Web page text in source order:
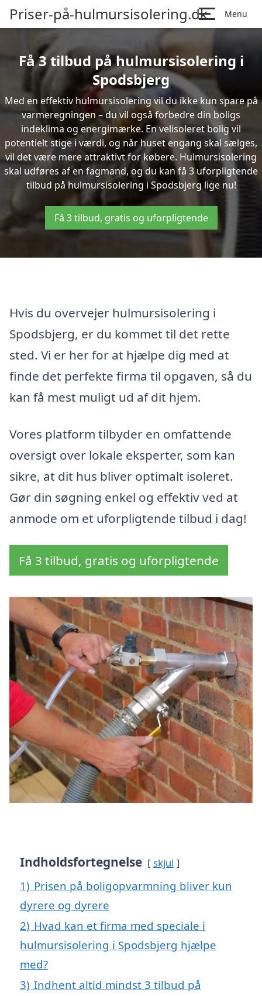
Priser-på-hulmursisolering.dk Menu
Få 3 tilbud på hulmursisolering i
Spodsbjerg
Med en effektiv hulmursisolering vil du ikke kun spare på
varmeregningen – du vil også forbedre din boligs
indeklima og energimærke. En velisoleret bolig vil
potentielt stige i værdi, og når huset engang skal sælges,
vil det være mere attraktivt for købere. Hulmursisolering
skal udføres af en fagmand, og du kan få 3 uforpligtende
tilbud på hulmursisolering i Spodsbjerg lige nu!
Få 3 tilbud, gratis og uforpligtende
Hvis du overvejer hulmursisolering i
Spodsbjerg, er du kommet til det rette
sted. Vi er her for at hjælpe dig med at
finde det perfekte firma til opgaven, så du
kan få mest muligt ud af dit hjem.
Vores platform tilbyder en omfattende
oversigt over lokale eksperter, som kan
sikre, at dit hus bliver optimalt isoleret.
Gør din søgning enkel og effektiv ved at
anmode om et uforpligtende tilbud i dag!
Få 3 tilbud, gratis og uforpligtende
Indholdsfortegnelse skjul
1) Prisen på boligopvarmning bliver kun
dyrere og dyrere
2) Hvad kan et firma med speciale i
hulmursisolering i Spodsbjerg hjælpe
med?
3) Indhent altid mindst 3 tilbud på